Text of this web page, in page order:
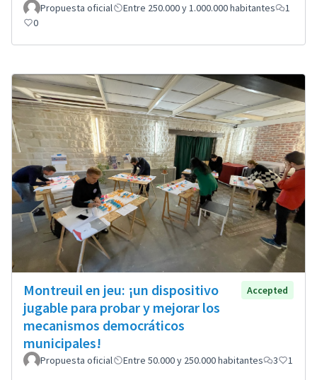
Propuesta oficial Entre 250.000 y 1.000.000 habitantes
1
0
Montreuil en jeu: ¡un dispositivo
jugable para probar y mejorar los
mecanismos democráticos
municipales!
Accepted
Propuesta oficial Entre 50.000 y 250.000 habitantes 3 1